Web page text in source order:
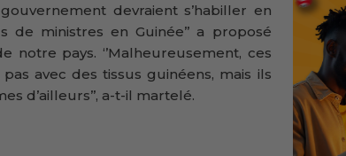
devraient s’habiller en
ministres en Guinée’’ a proposé
pays. ‘’Malheureusement, ces
avec des tissus guinéens, mais ils
d’ailleurs’’, a-t-il martelé.